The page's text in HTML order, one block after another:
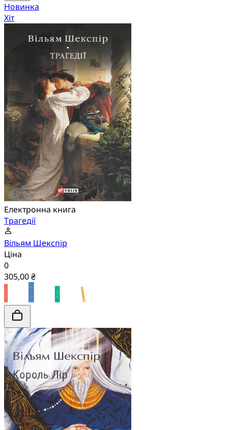
Новинка
Хіт
Електронна книга
Трагедії
Вільям Шекспір
Ціна
0
305,00 ₴